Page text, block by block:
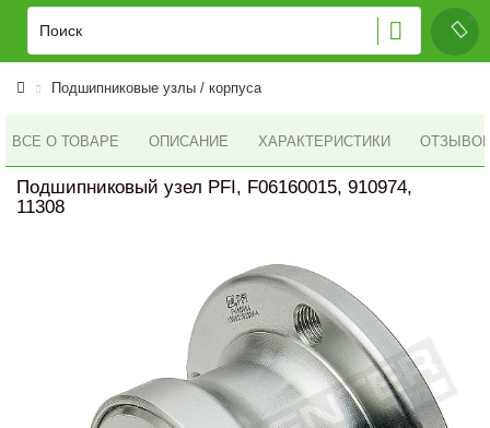
Подшипниковые узлы / корпуса
ВСЕ О ТОВАРЕ ОПИСАНИЕ ХАРАКТЕРИСТИКИ ОТЗЫВОВ
Подшипниковый узел PFI, F06160015, 910974,
11308